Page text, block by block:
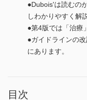
●Dubois'は読むの
しわかりやすく解
●第4版では「治療
●ガイドラインの
にあります。
目次